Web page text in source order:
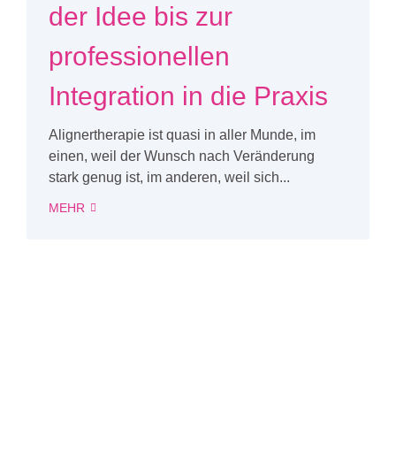
der Idee bis zur
professionellen
Integration in die Praxis
Alignertherapie ist quasi in aller Munde, im
einen, weil der Wunsch nach Veränderung
stark genug ist, im anderen, weil sich...
MEHR